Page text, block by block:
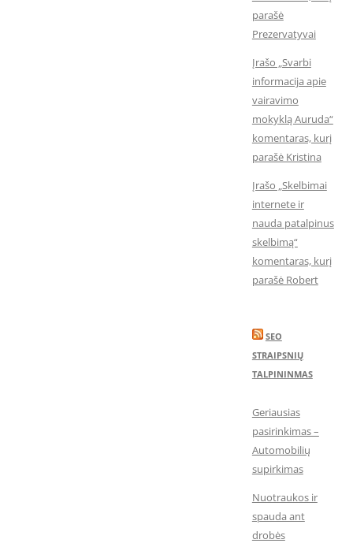
parašė
Prezervatyvai
Įrašo „Svarbi
informacija apie
vairavimo
mokyklą Auruda“
komentaras, kurį
parašė Kristina
Įrašo „Skelbimai
internete ir
nauda patalpinus
skelbimą“
komentaras, kurį
parašė Robert
SEO
STRAIPSNIŲ
TALPININMAS
Geriausias
pasirinkimas –
Automobilių
supirkimas
Nuotraukos ir
spauda ant
drobės